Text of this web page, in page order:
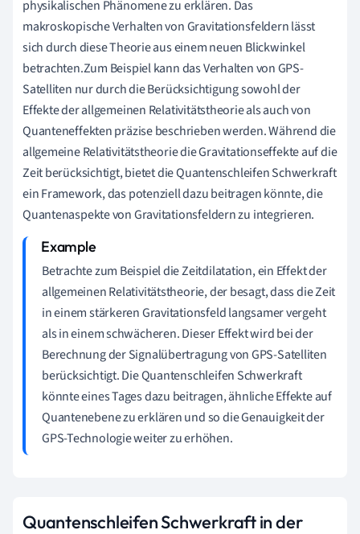
physikalischen Phänomene zu erklären. Das
makroskopische Verhalten von Gravitationsfeldern lässt
sich durch diese Theorie aus einem neuen Blickwinkel
betrachten.Zum Beispiel kann das Verhalten von GPS-
Satelliten nur durch die Berücksichtigung sowohl der
Effekte der allgemeinen Relativitätstheorie als auch von
Quanteneffekten präzise beschrieben werden. Während die
allgemeine Relativitätstheorie die Gravitationseffekte auf die
Zeit berücksichtigt, bietet die Quantenschleifen Schwerkraft
ein Framework, das potenziell dazu beitragen könnte, die
Quantenaspekte von Gravitationsfeldern zu integrieren.
Betrachte zum Beispiel die Zeitdilatation, ein Effekt der
allgemeinen Relativitätstheorie, der besagt, dass die Zeit
in einem stärkeren Gravitationsfeld langsamer vergeht
als in einem schwächeren. Dieser Effekt wird bei der
Berechnung der Signalübertragung von GPS-Satelliten
berücksichtigt. Die Quantenschleifen Schwerkraft
könnte eines Tages dazu beitragen, ähnliche Effekte auf
Quantenebene zu erklären und so die Genauigkeit der
GPS-Technologie weiter zu erhöhen.
Quantenschleifen Schwerkraft in der